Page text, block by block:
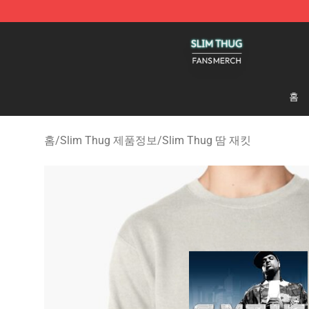
홈
홈/Slim Thug 제품정보/Slim Thug 땀 재킷